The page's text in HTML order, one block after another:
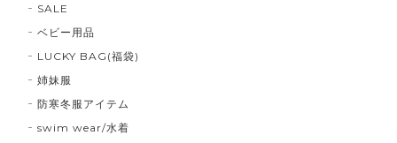
SALE
ベビー用品
LUCKY BAG(福袋)
姉妹服
防寒冬服アイテム
swim wear/水着